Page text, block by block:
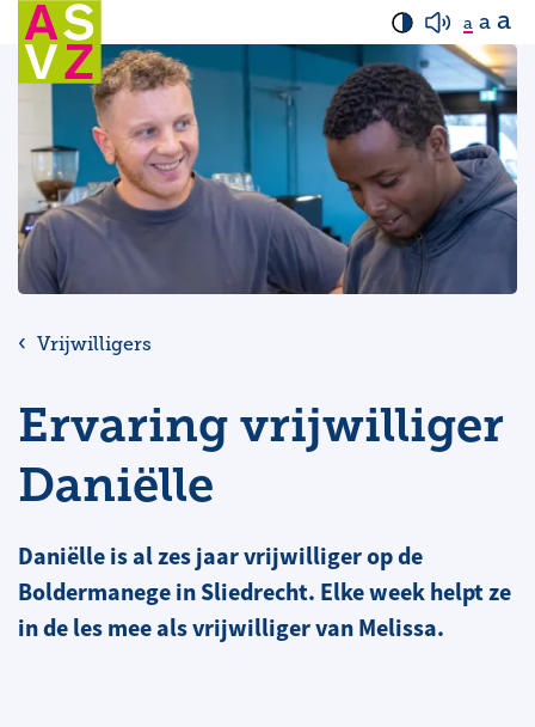
a a a
Vrijwilligers
Ervaring vrijwilliger
Daniëlle
Daniëlle is al zes jaar vrijwilliger op de
Boldermanege in Sliedrecht. Elke week helpt ze
in de les mee als vrijwilliger van Melissa.